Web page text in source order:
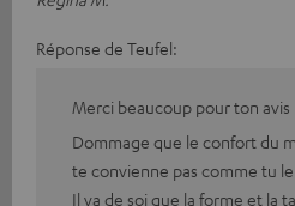
Réponse de Teufel:
Merci beaucoup pour ton avis
Dommage que le confort du
te convienne pas comme tu
Il va de soi que la forme et la